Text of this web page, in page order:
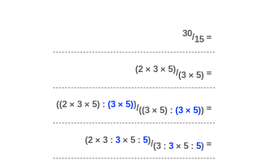
30/15 =
(2 × 3 × 5)/(3 × 5) =
((2 × 3 × 5) : (3 × 5))/((3 × 5) : (3 × 5)) =
(2 × 3 : 3 × 5 : 5)/(3 : 3 × 5 : 5) =